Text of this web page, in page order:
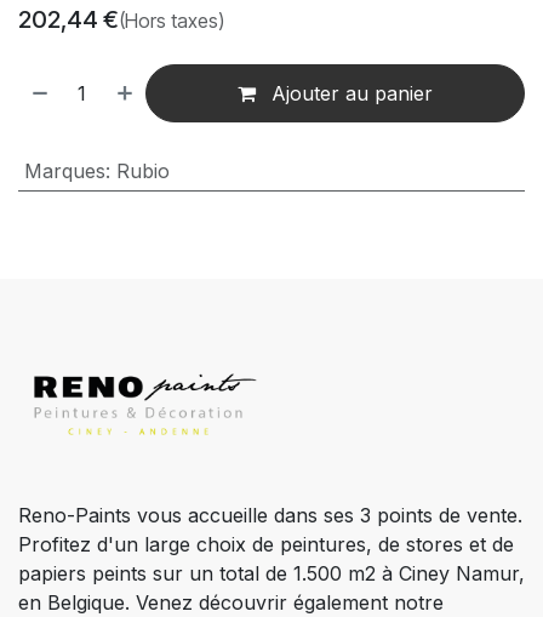
202,44 €(Hors taxes)
Ajouter au panier
Marques: Rubio
Reno-Paints vous accueille dans ses 3 points de vente.
Profitez d'un large choix de peintures, de stores et de
papiers peints sur un total de 1.500 m2 à Ciney Namur,
en Belgique. Venez découvrir également notre